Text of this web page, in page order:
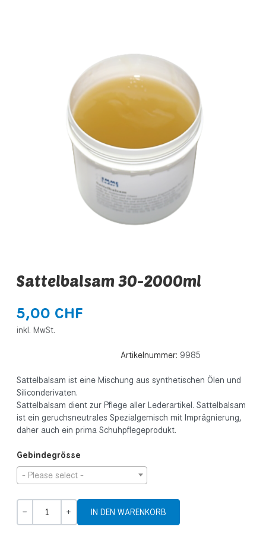
Sattelbalsam 30-2000ml
5,00 CHF
inkl. MwSt.
Artikelnummer: 9985
Sattelbalsam ist eine Mischung aus synthetischen Ölen und
Siliconderivaten.
Sattelbalsam dient zur Pflege aller Lederartikel. Sattelbalsam
ist ein geruchsneutrales Spezialgemisch mit Imprägnierung,
daher auch ein prima Schuhpflegeprodukt.
Gebindegrösse
- Please select -